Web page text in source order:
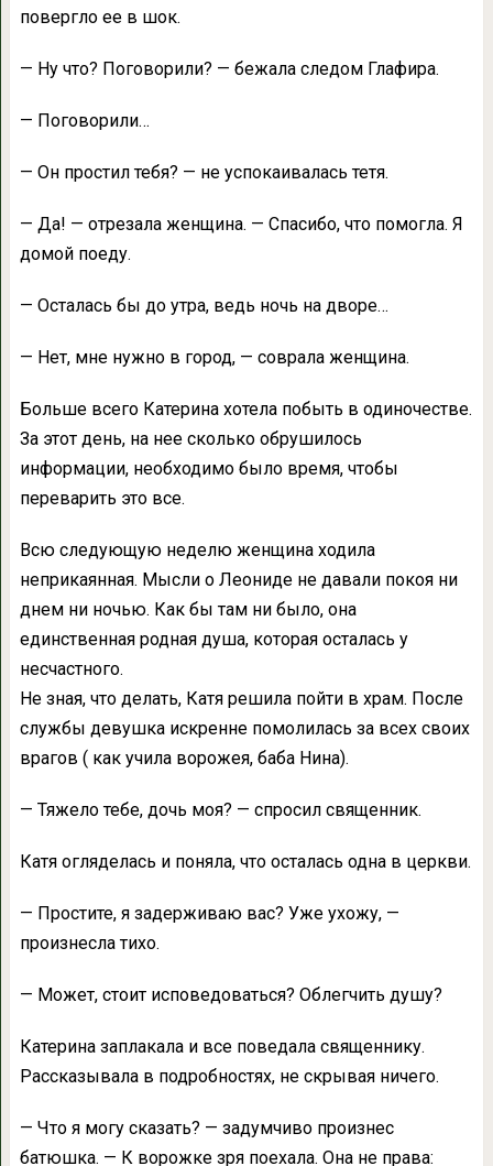
повергло ее в шок.
— Ну что? Поговорили? — бежала следом Глафира.
— Поговорили…
— Он простил тебя? — не успокаивалась тетя.
— Да! — отрезала женщина. — Спасибо, что помогла. Я
домой поеду.
— Осталась бы до утра, ведь ночь на дворе…
— Нет, мне нужно в город, — соврала женщина.
Больше всего Катерина хотела побыть в одиночестве.
За этот день, на нее сколько обрушилось
информации, необходимо было время, чтобы
переварить это все.
Всю следующую неделю женщина ходила
неприкаянная. Мысли о Леониде не давали покоя ни
днем ни ночью. Как бы там ни было, она
единственная родная душа, которая осталась у
несчастного.
Не зная, что делать, Катя решила пойти в храм. После
службы девушка искренне помолилась за всех своих
врагов ( как учила ворожея, баба Нина).
— Тяжело тебе, дочь моя? — спросил священник.
Катя огляделась и поняла, что осталась одна в церкви.
— Простите, я задерживаю вас? Уже ухожу, —
произнесла тихо.
— Может, стоит исповедоваться? Облегчить душу?
Катерина заплакала и все поведала священнику.
Рассказывала в подробностях, не скрывая ничего.
— Что я могу сказать? — задумчиво произнес
батюшка. — К ворожке зря поехала. Она не права: